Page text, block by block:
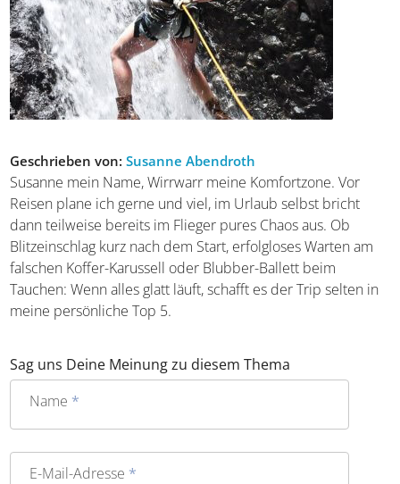
Geschrieben von:Susanne Abendroth
Susanne mein Name, Wirrwarr meine Komfortzone. Vor
Reisen plane ich gerne und viel, im Urlaub selbst bricht
dann teilweise bereits im Flieger pures Chaos aus. Ob
Blitzeinschlag kurz nach dem Start, erfolgloses Warten am
falschen Koffer-Karussell oder Blubber-Ballett beim
Tauchen: Wenn alles glatt läuft, schafft es der Trip selten in
meine persönliche Top 5.
Sag uns Deine Meinung zu diesem Thema
Name *
E-Mail-Adresse *